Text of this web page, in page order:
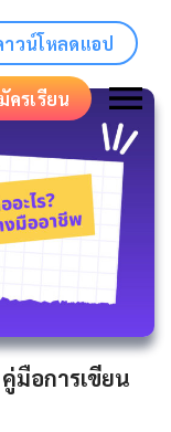
าวน์โหลดแอป
ครเรียน
มือการเขียน